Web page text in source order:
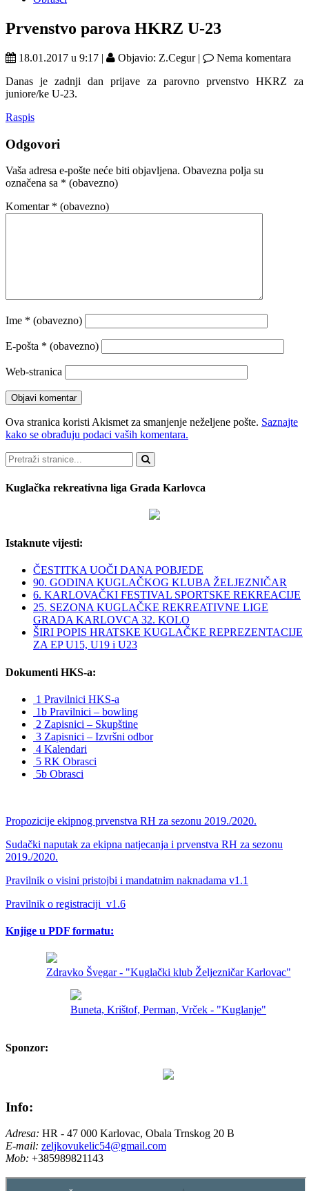
Prvenstvo parova HKRZ U-23
18.01.2017 u 9:17 | Objavio: Z.Cegur |
Nema komentara
Danas je zadnji dan prijave za parovno prvenstvo HKRZ za
juniore/ke U-23.
Raspis
Odgovori
Vaša adresa e-pošte neće biti objavljena. Obavezna polja su
označena sa * (obavezno)
Komentar * (obavezno)
Ime * (obavezno)
E-pošta * (obavezno)
Web-stranica
Ova stranica koristi Akismet za smanjenje neželjene pošte. Saznajte
kako se obrađuju podaci vaših komentara.
Pretraži
Kuglačka rekreativna liga Grada Karlovca
Istaknute vijesti:
ČESTITKA UOČI DANA POBJEDE
90. GODINA KUGLAČKOG KLUBA ŽELJEZNIČAR
6. KARLOVAČKI FESTIVAL SPORTSKE REKREACIJE
25. SEZONA KUGLAČKE REKREATIVNE LIGE
GRADA KARLOVCA 32. KOLO
ŠIRI POPIS HRATSKE KUGLAČKE REPREZENTACIJE
ZA EP U15, U19 i U23
Dokumenti HKS-a:
1 Pravilnici HKS-a
1b Pravilnici – bowling
2 Zapisnici – Skupštine
3 Zapisnici – Izvršni odbor
4 Kalendari
5 RK Obrasci
5b Obrasci
Propozicije ekipnog prvenstva RH za sezonu 2019./2020.
Sudački naputak za ekipna natjecanja i prvenstva RH za sezonu
2019./2020.
Pravilnik o visini pristojbi i mandatnim naknadama v1.1
Pravilnik o registraciji_v1.6
Knjige u PDF formatu:
Zdravko Švegar - "Kuglački klub Željezničar Karlovac"
Buneta, Krištof, Perman, Vrček - "Kuglanje"
Sponzor:
Info:
Adresa: HR - 47 000 Karlovac, Obala Trnskog 20 B
E-mail: zeljkovukelic54@gmail.com
Mob: +385989821143